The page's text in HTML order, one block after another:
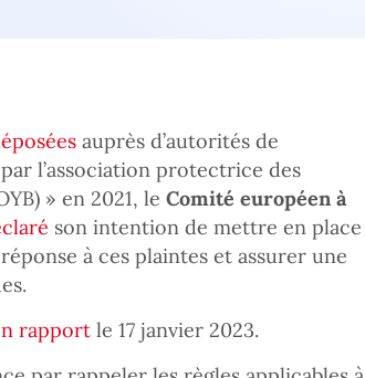
auprès d’autorités de
l’association protectrice des
» en 2021, le Comité européen à
son intention de mettre en place
à ces plaintes et assurer une
rapport le 17 janvier 2023.